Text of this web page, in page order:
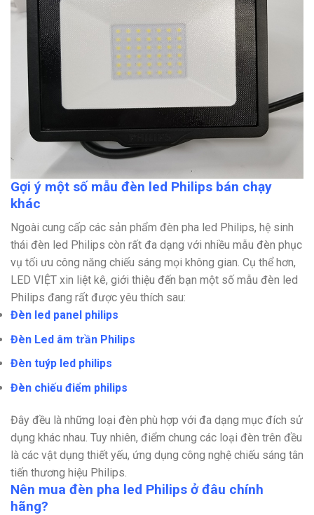
Gợi ý một số mẫu đèn led Philips bán chạy
khác
Ngoài cung cấp các sản phẩm đèn pha led Philips, hệ sinh
thái đèn led Philips còn rất đa dạng với nhiều mẫu đèn phục
vụ tối ưu công năng chiếu sáng mọi không gian. Cụ thể hơn,
LED VIỆT xin liệt kê, giới thiệu đến bạn một số mẫu đèn led
Philips đang rất được yêu thích sau:
Đèn led panel philips
Đèn Led âm trần Philips
Đèn tuýp led philips
Đèn chiếu điểm philips
Đây đều là những loại đèn phù hợp với đa dạng mục đích sử
dụng khác nhau. Tuy nhiên, điểm chung các loại đèn trên đều
là các vật dụng thiết yếu, ứng dụng công nghệ chiếu sáng tân
tiến thương hiệu Philips.
Nên mua đèn pha led Philips ở đâu chính
hãng?